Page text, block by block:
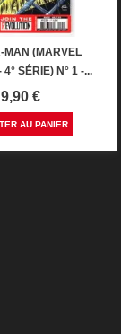
MAN (MARVEL
4° SÉRIE) N° 1 -...
Prix
9,90 €
AU PANIER